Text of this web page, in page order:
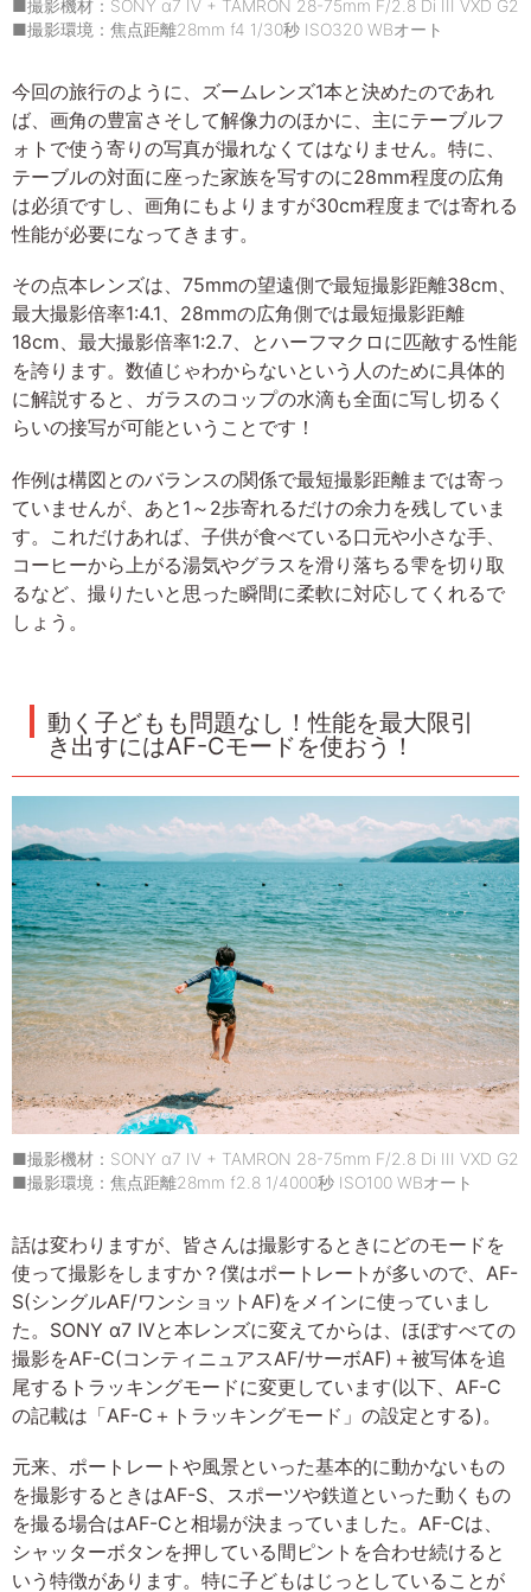
■撮影機材：SONY α7 IV + TAMRON 28-75mm F/2.8 Di III VXD G2
■撮影環境：焦点距離28mm f4 1/30秒 ISO320 WBオート
今回の旅行のように、ズームレンズ1本と決めたのであれ
ば、画角の豊富さそして解像力のほかに、主にテーブルフ
ォトで使う寄りの写真が撮れなくてはなりません。特に、
テーブルの対面に座った家族を写すのに28mm程度の広角
は必須ですし、画角にもよりますが30cm程度までは寄れる
性能が必要になってきます。
その点本レンズは、75mmの望遠側で最短撮影距離38cm、
最大撮影倍率1:4.1、28mmの広角側では最短撮影距離
18cm、最大撮影倍率1:2.7、とハーフマクロに匹敵する性能
を誇ります。数値じゃわからないという人のために具体的
に解説すると、ガラスのコップの水滴も全面に写し切るく
らいの接写が可能ということです！
作例は構図とのバランスの関係で最短撮影距離までは寄っ
ていませんが、あと1～2歩寄れるだけの余力を残していま
す。これだけあれば、子供が食べている口元や小さな手、
コーヒーから上がる湯気やグラスを滑り落ちる雫を切り取
るなど、撮りたいと思った瞬間に柔軟に対応してくれるで
しょう。
動く子どもも問題なし！性能を最大限引
き出すにはAF-Cモードを使おう！
■撮影機材：SONY α7 IV + TAMRON 28-75mm F/2.8 Di III VXD G2
■撮影環境：焦点距離28mm f2.8 1/4000秒 ISO100 WBオート
話は変わりますが、皆さんは撮影するときにどのモードを
使って撮影をしますか？僕はポートレートが多いので、AF-
S(シングルAF/ワンショットAF)をメインに使っていまし
た。SONY α7 IVと本レンズに変えてからは、ほぼすべての
撮影をAF-C(コンティニュアスAF/サーボAF)＋被写体を追
尾するトラッキングモードに変更しています(以下、AF-C
の記載は「AF-C＋トラッキングモード」の設定とする)。
元来、ポートレートや風景といった基本的に動かないもの
を撮影するときはAF-S、スポーツや鉄道といった動くもの
を撮る場合はAF-Cと相場が決まっていました。AF-Cは、
シャッターボタンを押している間ピントを合わせ続けると
いう特徴があります。特に子どもはじっとしていることが